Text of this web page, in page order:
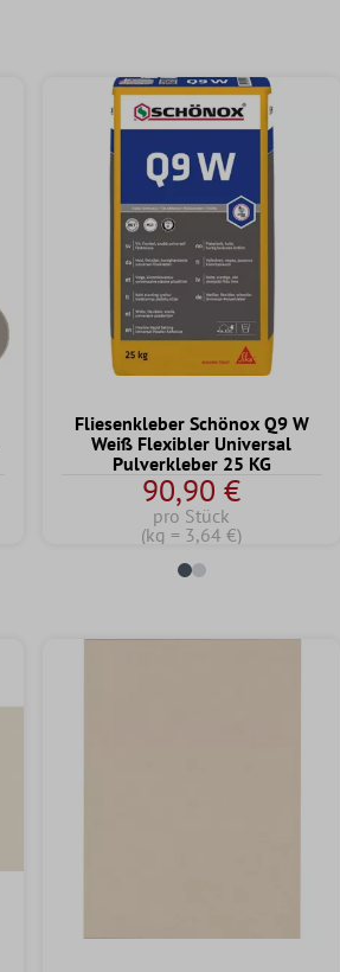
Fliesenkleber Schönox Q9 W
Weiß Flexibler Universal
Pulverkleber 25 KG
90,90 €
pro Stück
(kg = 3,64 €)